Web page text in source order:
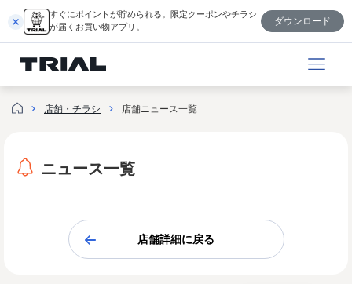
を
キ
すぐにポイントが貯められる。限定クーポンやチラシ
が届くお買い物アプリ。
ダウンロード
店舗・チラシ 店舗ニュース一覧
ニュース一覧
店舗詳細に戻る